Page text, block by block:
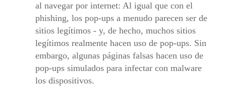
al navegar por internet: Al igual que con el
phishing, los pop-ups a menudo parecen ser de
sitios legítimos - y, de hecho, muchos sitios
legítimos realmente hacen uso de pop-ups. Sin
embargo, algunas páginas falsas hacen uso de
pop-ups simulados para infectar con malware
los dispositivos.